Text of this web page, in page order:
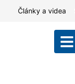
Články a videa